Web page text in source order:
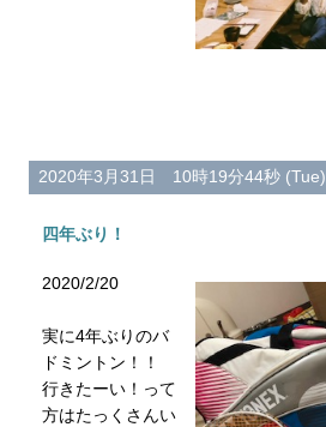
2020年3月31日 10時19分44秒 (Tue)
四年ぶり！
2020/2/20
実に4年ぶりのバ
ドミントン！！
行きたーい！って
方はたっくさんい